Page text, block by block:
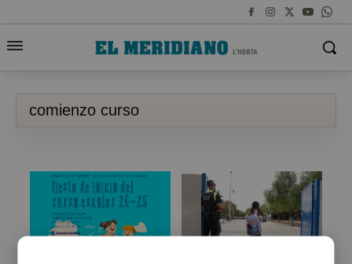
comienzo curso